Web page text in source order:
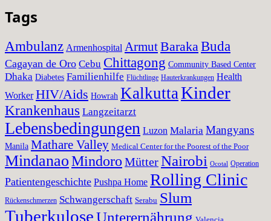
Tags
Ambulanz Armenhospital ArmutBarakaBuda
Cagayan de Oro Cebu Chittagong Community Based Center
Dhaka Diabetes Familienhilfe Flüchtlinge Hauterkrankungen Health
Worker HIV/Aids Howrah KalkuttaKinder
Krankenhaus Langzeitarzt
Lebensbedingungen Luzon Malaria Mangyans
Manila Mathare Valley Medical Center for the Poorest of the Poor
MindanaoMindoro MütterNairobi Ocotal Operation
Patientengeschichte Pushpa Home Rolling Clinic
Rückenschmerzen Schwangerschaft Serabu Slum
TuberkuloseUnterernährung